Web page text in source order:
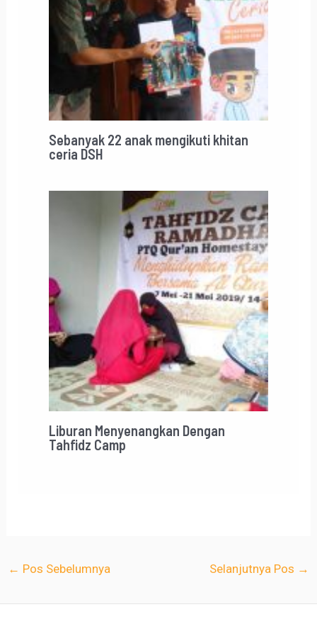
Sebanyak 22 anak mengikuti khitan
ceria DSH
Liburan Menyenangkan Dengan
Tahfidz Camp
← Pos Sebelumnya Selanjutnya Pos →